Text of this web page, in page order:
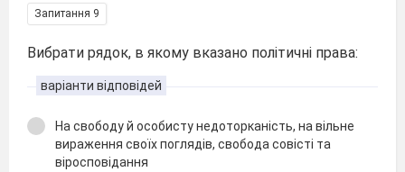
Запитання 9
Вибрати рядок, в якому вказано політичні права:
варіанти відповідей
На свободу й особисту недоторканість, на вільне
вираження своїх поглядів, свобода совісті та
віросповідання